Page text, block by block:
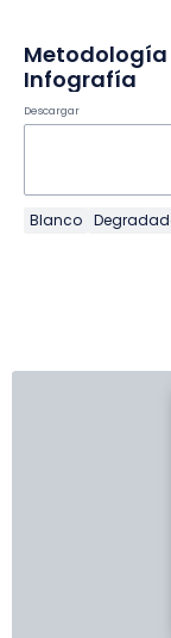
Metodología
Infografía
Descargar
Blanco